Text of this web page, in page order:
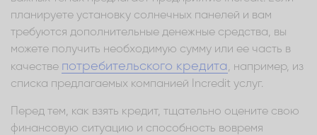
планируете установку солнечных панелей и вам
требуются дополнительные денежные средства, вы
можете получить необходимую сумму или ее часть в
качестве потребительского кредита, например, из
списка предлагаемых компанией Incredit услуг.
Перед тем, как взять кредит, тщательно оцените свою
финансовую ситуацию и способность вовремя